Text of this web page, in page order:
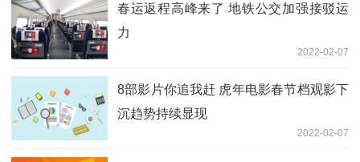
春运返程高峰来了 地铁公交加强接驳运
力
2022-02-07
8部影片你追我赶 虎年电影春节档观影下
沉趋势持续显现
2022-02-07